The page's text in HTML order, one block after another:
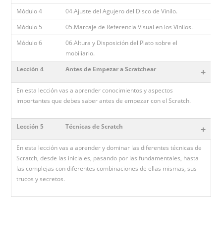
Módulo 4
04.Ajuste del Agujero del Disco de Vinilo.
Módulo 5
05.Marcaje de Referencia Visual en los Vinilos.
Módulo 6
06.Altura y Disposición del Plato sobre el
mobiliario.
Lección 4
Antes de Empezar a Scratchear +
En esta lección vas a aprender conocimientos y aspectos
importantes que debes saber antes de empezar con el Scratch.
Lección 5 Técnicas de Scratch +
En esta lección vas a aprender y dominar las diferentes técnicas de
Scratch, desde las iniciales, pasando por las fundamentales, hasta
las complejas con diferentes combinaciones de ellas mismas, sus
trucos y secretos.